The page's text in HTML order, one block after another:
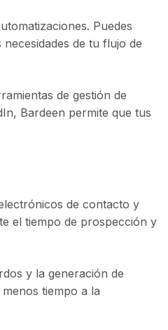
Puedes
de tu flujo de
de gestión de
Bardeen permite que tus
de contacto y
el tiempo de prospección y
y la generación de
tiempo a la